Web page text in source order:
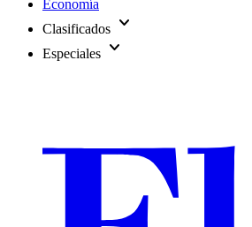
Economía
Clasificados expand_more
Especiales expand_more